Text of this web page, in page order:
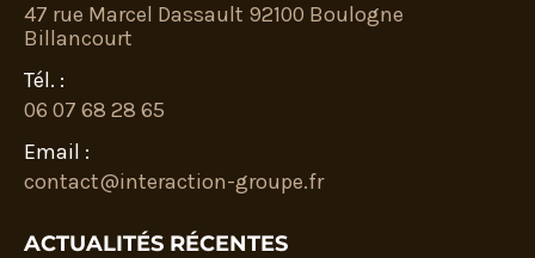
47 rue Marcel Dassault 92100 Boulogne
Billancourt
Tél. :
06 07 68 28 65
Email :
contact@interaction-groupe.fr
ACTUALITÉS RÉCENTES